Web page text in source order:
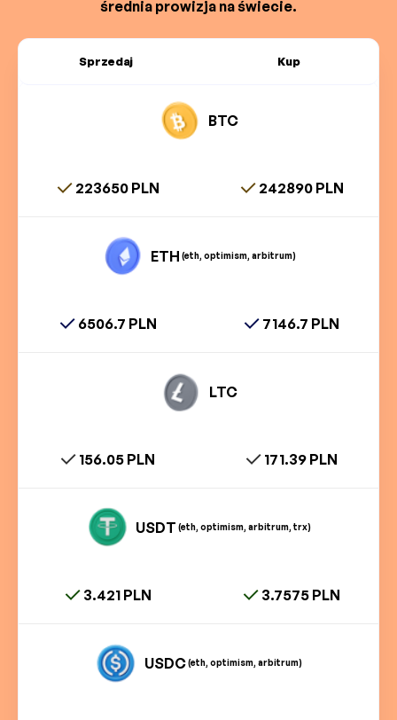
średnia prowizja na świecie.
Sprzedaj Kup
BTC
223650 PLN 242890 PLN
ETH (eth, optimism, arbitrum)
6506.7 PLN 7146.7 PLN
LTC
156.05 PLN 171.39 PLN
USDT (eth, optimism, arbitrum, trx)
3.421 PLN 3.7575 PLN
USDC(eth, optimism, arbitrum)